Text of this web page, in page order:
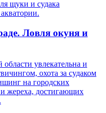
щуки и судака
Ловля окуня и
увлекательна и
охота за судаком
на городских
жереха, достигающих